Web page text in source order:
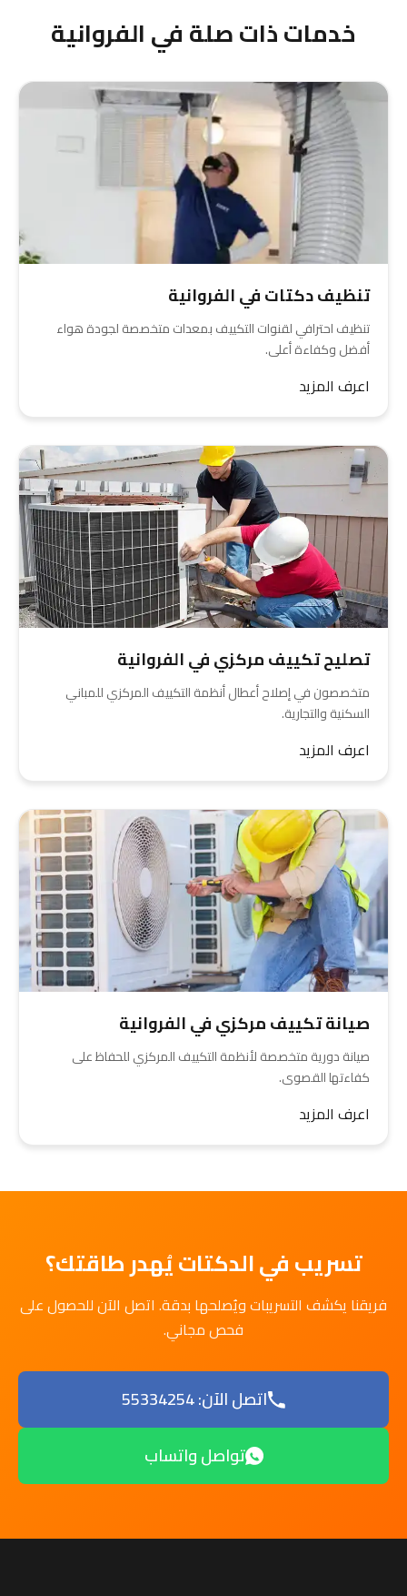
خدمات ذات صلة في الفروانية
تنظيف دكتات في الفروانية
تنظيف احترافي لقنوات التكييف بمعدات متخصصة لجودة هواء
أفضل وكفاءة أعلى.
اعرف المزيد
تصليح تكييف مركزي في الفروانية
متخصصون في إصلاح أعطال أنظمة التكييف المركزي للمباني
السكنية والتجارية.
اعرف المزيد
صيانة تكييف مركزي في الفروانية
صيانة دورية متخصصة لأنظمة التكييف المركزي للحفاظ على
كفاءتها القصوى.
اعرف المزيد
تسريب في الدكتات يُهدر طاقتك؟
فريقنا يكشف التسريبات ويُصلحها بدقة. اتصل الآن للحصول على
فحص مجاني.
اتصل الآن: 55334254
تواصل واتساب